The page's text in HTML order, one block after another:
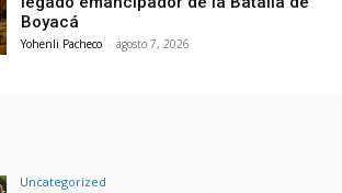
Boyacá
Yohenli Pacheco - agosto 7, 2026
Uncategorized